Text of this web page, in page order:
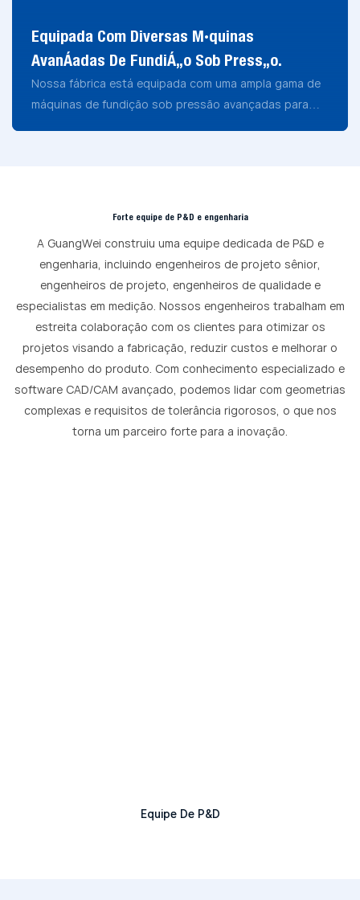
Equipada Com Diversas Máquinas
Avançadas De Fundição Sob Pressão.
Nossa fábrica está equipada com uma ampla gama de
máquinas de fundição sob pressão avançadas para
Forte equipe de P&D e engenharia
A GuangWei construiu uma equipe dedicada de P&D e
engenharia, incluindo engenheiros de projeto sênior,
engenheiros de projeto, engenheiros de qualidade e
especialistas em medição. Nossos engenheiros trabalham em
estreita colaboração com os clientes para otimizar os
projetos visando a fabricação, reduzir custos e melhorar o
desempenho do produto. Com conhecimento especializado e
software CAD/CAM avançado, podemos lidar com geometrias
complexas e requisitos de tolerância rigorosos, o que nos
torna um parceiro forte para a inovação.
Equipe De P&D